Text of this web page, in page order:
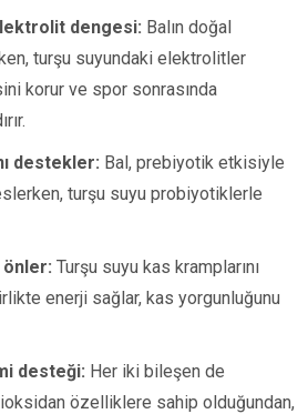
dengesi: Balın doğal
turşu suyundaki elektrolitler
korur ve spor sonrasında
destekler: Bal, prebiyotik etkisiyle
turşu suyu probiyotiklerle
önler: Turşu suyu kas kramplarını
enerji sağlar, kas yorgunluğunu
desteği: Her iki bileşen de
özelliklere sahip olduğundan,